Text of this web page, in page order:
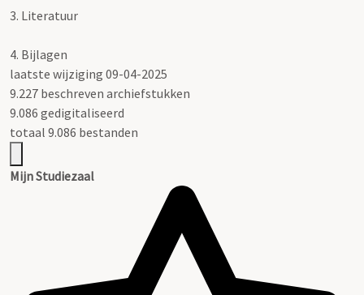
3. Literatuur
4. Bijlagen
laatste wijziging 09-04-2025
9.227 beschreven archiefstukken
9.086 gedigitaliseerd
totaal 9.086 bestanden
Mijn Studiezaal